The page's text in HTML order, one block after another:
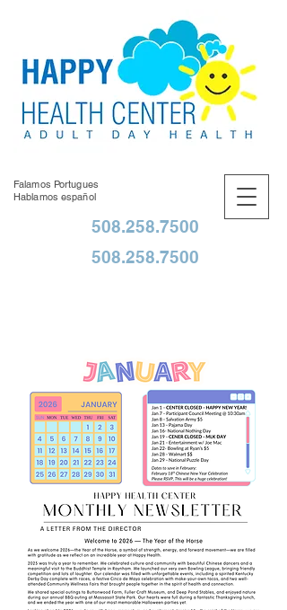
508.258.7500
Falamos Portugues
Hablamos español
508.258.7500